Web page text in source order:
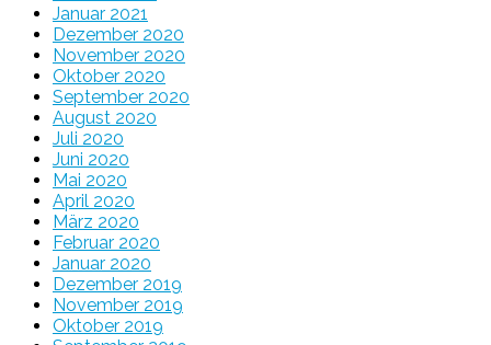
Januar 2021
Dezember 2020
November 2020
Oktober 2020
September 2020
August 2020
Juli 2020
Juni 2020
Mai 2020
April 2020
März 2020
Februar 2020
Januar 2020
Dezember 2019
November 2019
Oktober 2019